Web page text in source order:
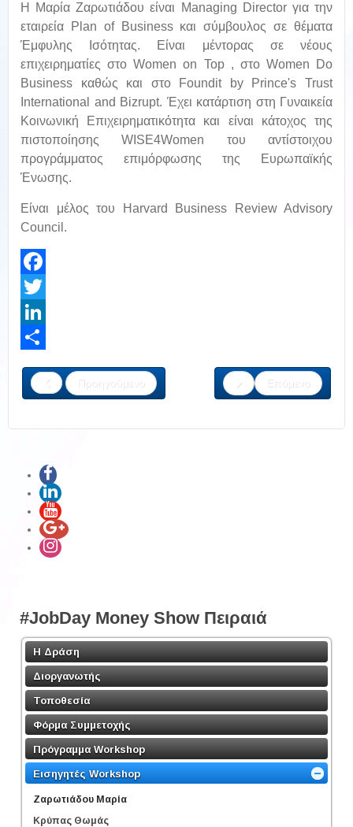
Η Μαρία Ζαρωτιάδου είναι Managing Director για την
εταιρεία Plan of Business και σύμβουλος σε θέματα
Έμφυλης Ισότητας. Είναι μέντορας σε νέους
επιχειρηματίες στο Women on Top , στο Women Do
Business καθώς και στο Foundit by Prince's Trust
International and Bizrupt. Έχει κατάρτιση στη Γυναικεία
Κοινωνική Επιχειρηματικότητα και είναι κάτοχος της
πιστοποίησης WISE4Women του αντίστοιχου
προγράμματος επιμόρφωσης της Ευρωπαϊκής
Ένωσης.
Είναι μέλος του Harvard Business Review Advisory
Council.
Facebook
Twitter
LinkedIn
Προηγούμενο
Επόμενο
#JobDay Money Show Πειραιά
Η Δράση
Διοργανωτής
Τοποθεσία
Φόρμα Συμμετοχής
Πρόγραμμα Workshop
Εισηγητές Workshop
Ζαρωτιάδου Μαρία
Κρύπας Θωμάς